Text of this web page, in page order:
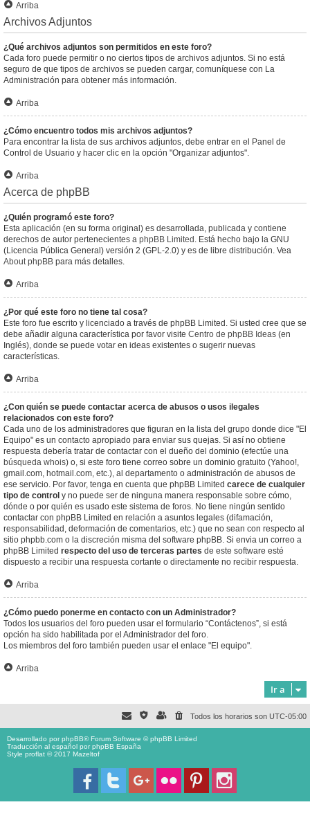
Arriba
Archivos Adjuntos
¿Qué archivos adjuntos son permitidos en este foro?
Cada foro puede permitir o no ciertos tipos de archivos adjuntos. Si no está
seguro de que tipos de archivos se pueden cargar, comuníquese con La
Administración para obtener más información.
Arriba
¿Cómo encuentro todos mis archivos adjuntos?
Para encontrar la lista de sus archivos adjuntos, debe entrar en el Panel de
Control de Usuario y hacer clic en la opción "Organizar adjuntos".
Arriba
Acerca de phpBB
¿Quién programó este foro?
Esta aplicación (en su forma original) es desarrollada, publicada y contiene
derechos de autor pertenecientes a phpBB Limited . Está hecho bajo la GNU
(Licencia Pública General) versión 2 (GPL-2.0) y es de libre distribución. Vea
About phpBB para más detalles.
Arriba
¿Por qué este foro no tiene tal cosa?
Este foro fue escrito y licenciado a través de phpBB Limited. Si usted cree que se
debe añadir alguna característica por favor visite Centro de phpBB Ideas (en
Inglés), donde se puede votar en ideas existentes o sugerir nuevas
características.
Arriba
¿Con quién se puede contactar acerca de abusos o usos ilegales
relacionados con este foro?
Cada uno de los administradores que figuran en la lista del grupo donde dice "El
Equipo" es un contacto apropiado para enviar sus quejas. Si así no obtiene
respuesta debería tratar de contactar con el dueño del dominio (efectúe una
búsqueda whois) o, si este foro tiene correo sobre un dominio gratuito (Yahoo!,
gmail.com, hotmail.com, etc.), al departamento o administración de abusos de
ese servicio. Por favor, tenga en cuenta que phpBB Limited carece de cualquier
tipo de control y no puede ser de ninguna manera responsable sobre cómo,
dónde o por quién es usado este sistema de foros. No tiene ningún sentido
contactar con phpBB Limited en relación a asuntos legales (difamación,
responsabilidad, deformación de comentarios, etc.) que no sean con respecto al
sitio phpbb.com o la discreción misma del software phpBB. Si envia un correo a
phpBB Limited respecto del uso de terceras partes de este software esté
dispuesto a recibir una respuesta cortante o directamente no recibir respuesta.
Arriba
¿Cómo puedo ponerme en contacto con un Administrador?
Todos los usuarios del foro pueden usar el formulario “Contáctenos”, si está
opción ha sido habilitada por el Administrador del foro.
Los miembros del foro también pueden usar el enlace "El equipo".
Arriba
Ir a
Todos los horarios son UTC-05:00
Desarrollado porphpBB® Forum Software © phpBB Limited
Traducción al español porphpBB España
Style proflat © 2017 Mazeltof